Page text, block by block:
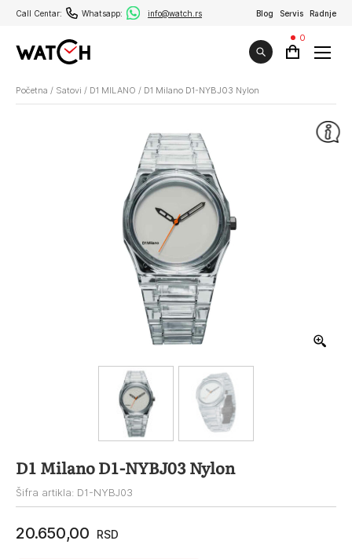
Call Centar: Whatsapp: info@watch.rs Blog Servis Radnje
0
Početna / Satovi / D1 MILANO / D1 Milano D1-NYBJ03 Nylon
D1 Milano D1-NYBJ03 Nylon
Šifra artikla: D1-NYBJ03
20.650,00 RSD